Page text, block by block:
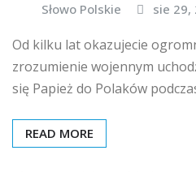
Słowo Polskie sie 29,
Od kilku lat okazujecie
zrozumienie wojennym
się Papież do Polaków
READ MORE